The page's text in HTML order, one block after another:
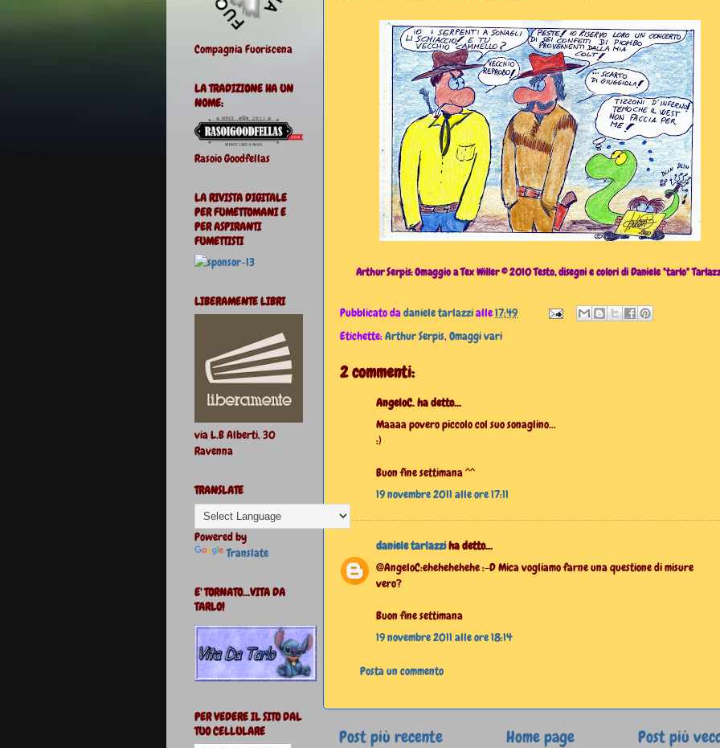
Arthur Serpis: Omaggio a Tex Willer © 2010 Testo, disegni e colori di Daniele "tarlo"
Pubblicato dadaniele tarlazzialle17:49
Etichette:Arthur Serpis,Omaggi vari
2 commenti:
AngeloC. ha detto...
Maaaa povero piccolo col suo sonaglino...
:)
Buon fine settimana ^^
19 novembre 2011 alle ore 17:11
daniele tarlazziha detto...
@AngeloC:ehehehehehe :-D Mica vogliamo farne una questione di misure
vero?
Buon fine settimana
19 novembre 2011 alle ore 18:14
Posta un commento
Post più recente Post più
Home page
Compagnia Fuoriscena
LA TRADIZIONE HA UN
NOME:
Rasoio Goodfellas
LA RIVISTA DIGITALE
PER FUMETTOMANI E
PER ASPIRANTI
FUMETTISTI
LIBERAMENTE LIBRI
via L.B Alberti, 30
Ravenna
TRANSLATE
Powered by
Translate
E' TORNATO...VITA DA
TARLO!
PER VEDERE IL SITO DAL
TUO CELLULARE